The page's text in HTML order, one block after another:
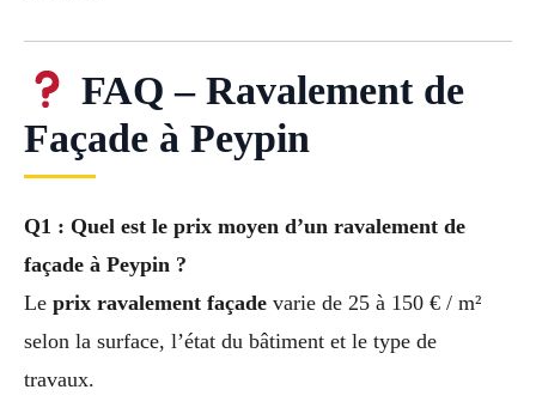
FAQ – Ravalement de
Façade à Peypin
Q1 : Quel est le prix moyen d’un ravalement de
façade à Peypin ?
Le prix ravalement façade varie de 25 à 150 € / m²
selon la surface, l’état du bâtiment et le type de
travaux.